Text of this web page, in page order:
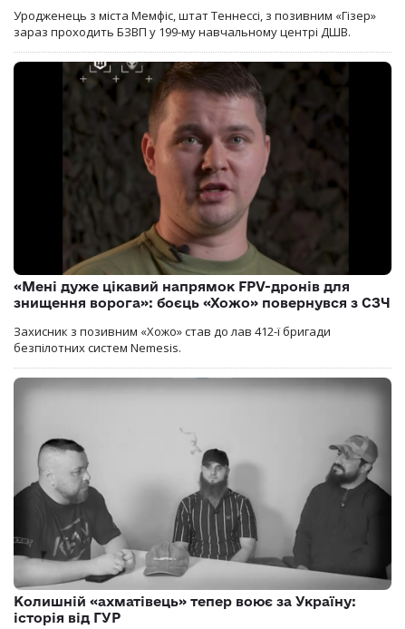
Уродженець з міста Мемфіс, штат Теннессі, з позивним «Гізер»
зараз проходить БЗВП у 199-му навчальному центрі ДШВ.
«Мені дуже цікавий напрямок FPV-дронів для
знищення ворога»: боєць «Хожо» повернувся з СЗЧ
Захисник з позивним «Хожо» став до лав 412-ї бригади
безпілотних систем Nemesis.
Колишній «ахматівець» тепер воює за Україну:
історія від ГУР